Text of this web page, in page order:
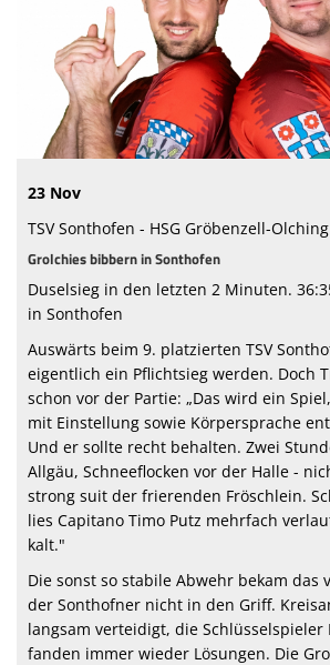
Onlineshop
Bildergalerie
23 Nov
TSV Sonthofen - HSG Gröbenzell-
Grolchies bibbern in Sonthofen
Duselsieg in den letzten 2 Minuten.
in Sonthofen
Auswärts beim 9. platzierten TSV
eigentlich ein Pflichtsieg werden. Doch
schon vor der Partie: „Das wird ein
mit Einstellung sowie Körpersprache
Und er sollte recht behalten. Zwei
Allgäu, Schneeflocken vor der Halle -
strong suit der frierenden Fröschlein.
lies Capitano Timo Putz mehrfach
kalt."
Die sonst so stabile Abwehr bekam das
der Sonthofner nicht in den Griff.
langsam verteidigt, die Schlüsselspieler
fanden immer wieder Lösungen. Die